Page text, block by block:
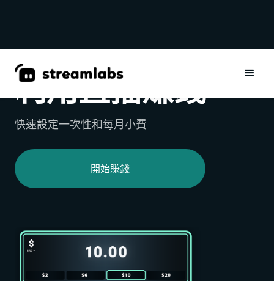
利用直播賺錢
快速設定一次性和每月小費
開始賺錢